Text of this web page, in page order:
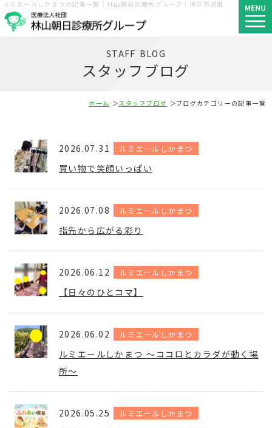
ルミエールしかまつの記事一覧｜林山朝日診療所グループ｜神戸市須磨区・長田区・西区
STAFF BLOG
スタッフブログ
ホーム スタッフブログ ブログカテゴリーの記事一覧
2026.07.31 ルミエールしかまつ
買い物で笑顔いっぱい
2026.07.08 ルミエールしかまつ
指先から広がる彩り
2026.06.12 ルミエールしかまつ
【日々のひとコマ】
2026.06.02 ルミエールしかまつ
ルミエールしかまつ 〜ココロとカラダが動く場
所〜
2026.05.25 ルミエールしかまつ